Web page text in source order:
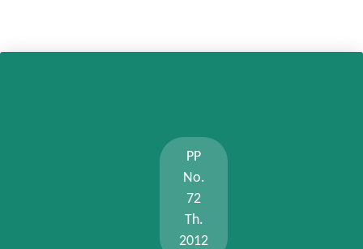
PP
No.
72
Th.
2012